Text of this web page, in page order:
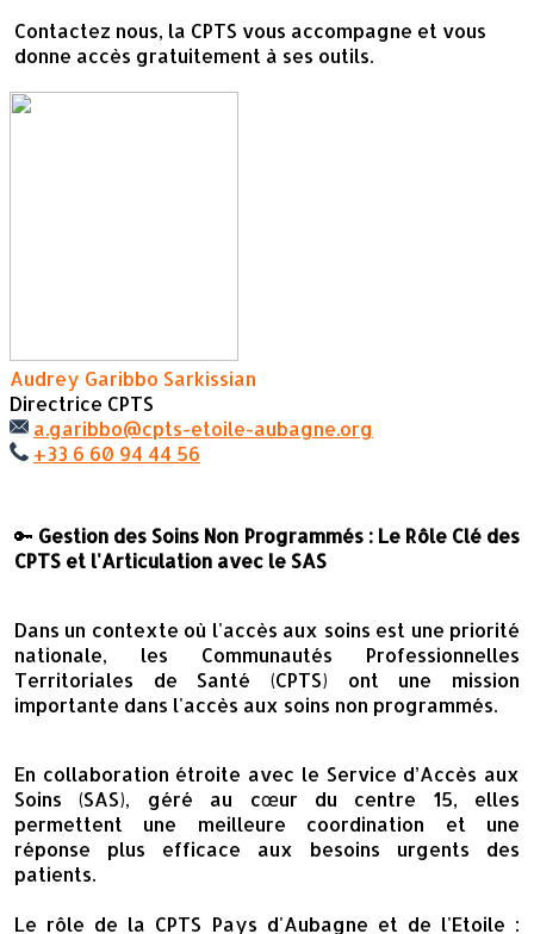
Contactez nous, la CPTS vous accompagne et vous
donne accès gratuitement à ses outils.
Audrey Garibbo Sarkissian
Directrice CPTS
a.garibbo@cpts-etoile-aubagne.org
+33 6 60 94 44 56
🔑 Gestion des Soins Non Programmés : Le Rôle Clé des
CPTS et l'Articulation avec le SAS
Dans un contexte où l'accès aux soins est une priorité
nationale, les Communautés Professionnelles
Territoriales de Santé (CPTS) ont une mission
importante dans l'accès aux soins non programmés.
En collaboration étroite avec le Service d’Accès aux
Soins (SAS), géré au cœur du centre 15, elles
permettent une meilleure coordination et une
réponse plus efficace aux besoins urgents des
patients.
Le rôle de la CPTS Pays d'Aubagne et de l'Etoile :